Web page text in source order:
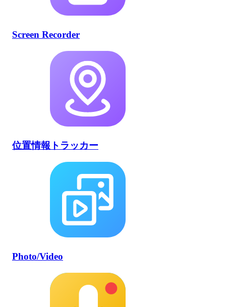
Screen Recorder
位置情報トラッカー
Photo/Video